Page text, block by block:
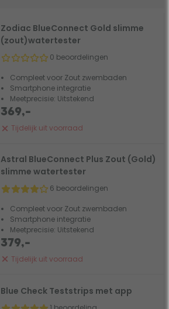
Zodiac BlueConnect Gold slimme
(zout)watertester
0 beoordelingen
Compleet voor Zout zwembaden
Smartphone integratie
Meetprecisie: Uitstekend
Tijdelijk uit voorraad
369,-
Astral BlueConnect Plus Zout (Gold)
slimme watertester
6 beoordelingen
Compleet voor Zout zwembaden
Smartphone integratie
Meetprecisie: Uitstekend
Tijdelijk uit voorraad
379,-
Blue Check Teststrips met app